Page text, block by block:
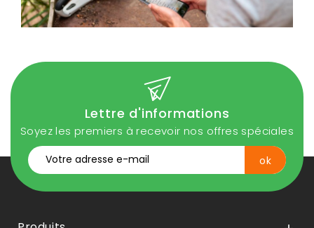
Lettre d'informations
Soyez les premiers à recevoir nos offres spéciales